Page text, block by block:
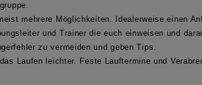
mehrere Möglichkeiten. Idealerweise einen
und Trainer die euch einweisen und
zu vermeiden und geben Tips.
Laufen leichter. Feste Lauftermine und